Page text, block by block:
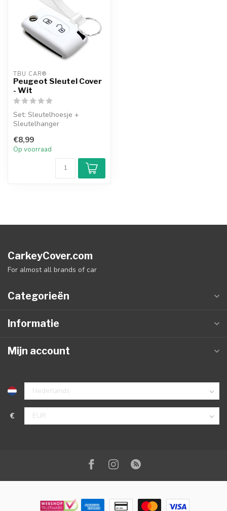
TBU CAR®
Peugeot Sleutel Cover
- Wit
Set: Sleutelhoesje +
Sleutelhanger
€8,99
Op voorraad
CarkeyCover.com
For almost all brands of car
Categorieën
Informatie
Mijn account
€